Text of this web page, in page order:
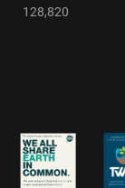
128,820